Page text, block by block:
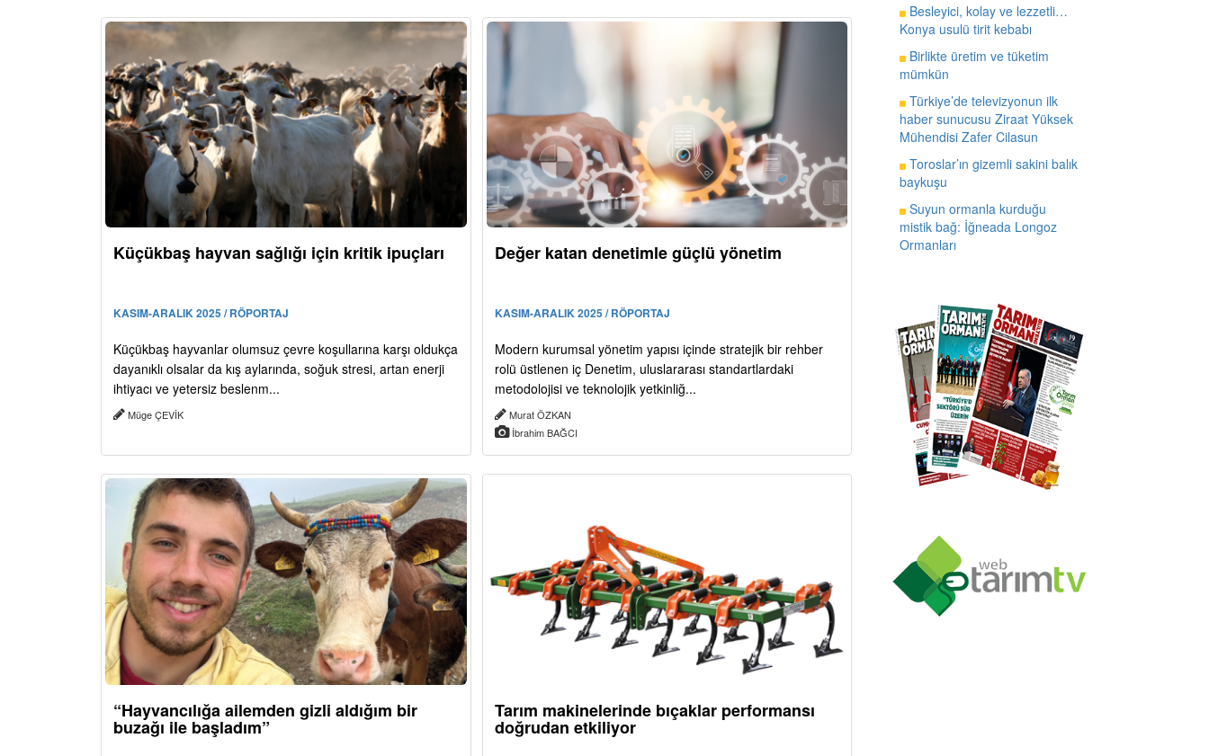
Küçükbaş hayvan sağlığı için kritik ipuçları
KASIM-ARALIK 2025 / RÖPORTAJ
Küçükbaş hayvanlar olumsuz çevre koşullarına karşı oldukça
dayanıklı olsalar da kış aylarında, soğuk stresi, artan enerji
ihtiyacı ve yetersiz beslenm...
Müge ÇEVİK
Değer katan denetimle güçlü yönetim
KASIM-ARALIK 2025 / RÖPORTAJ
Modern kurumsal yönetim yapısı içinde stratejik bir rehber
rolü üstlenen iç Denetim, uluslararası standartlardaki
metodolojisi ve teknolojik yetkinliğ...
Murat ÖZKAN
İbrahim BAĞCI
“Hayvancılığa ailemden gizli aldığım bir
buzağı ile başladım”
Tarım makinelerinde bıçaklar performansı
doğrudan etkiliyor
Besleyici, kolay ve lezzetli…
Konya usulü tirit kebabı
Birlikte üretim ve tüketim
mümkün
Türkiye’de televizyonun ilk
haber sunucusu Ziraat Yüksek
Mühendisi Zafer Cilasun
Toroslar’ın gizemli sakini balık
baykuşu
Suyun ormanla kurduğu
mistik bağ: İğneada Longoz
Ormanları